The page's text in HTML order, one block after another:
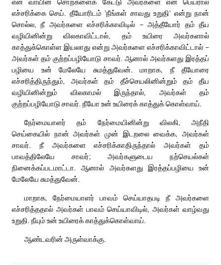
எச்சரிக்கை செய். தீயோரிடம் ‘நீங்கள் சாவது உறுதி’ என்று நான்
சொல்ல, நீ அவர்களை எச்சரிக்காவிடில் – அத்தீயோர் தம் தீய
வழியினின்று விலகாவிட்டால், தம் உயிரை அவர்களால்
காத்துக்கொள்ள இயலாது என்று அவர்களை எச்சரிக்காவிட்டால் –
அவர்கள் தம் குற்றப்பழியோடு சாவர். ஆனால் அவர்களது இரத்தப்
பழியை உன் மேலேயே சுமத்துவேன். மாறாக, நீ தீயோரை
எச்சரித்திருந்தும், அவர்கள் தம் தீச்செயலினின்றும் தம் தீய
வழியினின்றும் விலகாமல் இருந்தால், அவர்கள் தம்
குற்றப்பழியோடு சாவர். நீயோ உன் உயிரைக் காத்துக் கொள்வாய்.
நேர்மையாளர் தம் நேர்மையினின்று விலகி, அநீதி
செய்கையில் நான் அவர்கள் முன் இடறலை வைக்க, அவர்கள்
சாவர். நீ அவர்களை எச்சரிக்காதிருந்தால் அவர்கள் தம்
பாவத்திலேயே சாவர்; அவர்களுடைய நற்செயல்கள்
நினைக்கப்படமாட்டா. ஆனால் அவர்களது இரத்தப்பழியை உன்
மேலேயே சுமத்துவேன்.
மாறாக, நேர்மையாளர் பாவம் செய்யாதபடி நீ அவர்களை
எச்சரித்ததால் அவர்கள் பாவம் செய்யாவிடில், அவர்கள் வாழ்வது
உறுதி. நீயும் உன் உயிரைக் காத்துக்கொள்வாய்.
ஆண்டவரின் அருள்வாக்கு.